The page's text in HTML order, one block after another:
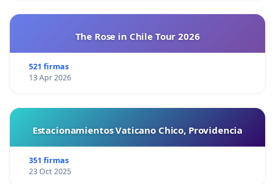
The Rose in Chile Tour 2026
521 firmas
13 Apr 2026
Estacionamientos Vaticano Chico, Providencia
351 firmas
23 Oct 2025